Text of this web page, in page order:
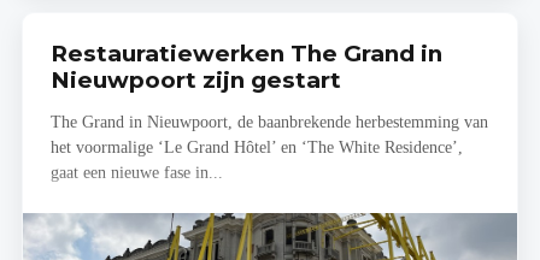
Restauratiewerken The Grand in
Nieuwpoort zijn gestart
The Grand in Nieuwpoort, de baanbrekende herbestemming van
het voormalige ‘Le Grand Hôtel’ en ‘The White Residence’,
gaat een nieuwe fase in...